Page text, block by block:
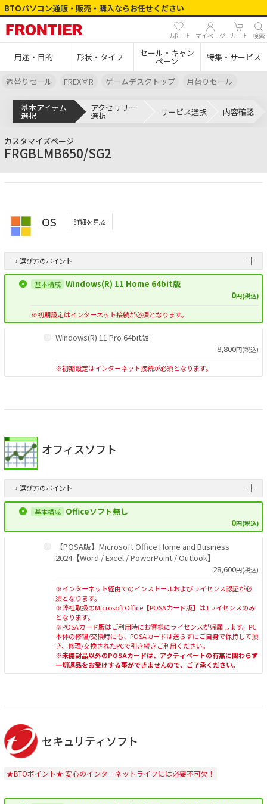
BTOパソコン通販・販売・購入ならお任せください
サポート マイページ カート 検索
用途・目的 形状・タイプ セール・キャン
ペーン 特集・サービス
週替りセール FREX∀R ゲームデスクトップ 月替りセール
基本アイテム
選択
アクセサリー
選択 サービス選択 内容確認
カスタマイズページ
FRGBLMB650/SG2
OS 詳細を見る
→ 選び方のポイント
Windows(R) 11 Home 64bit版
0円(税込)
※初期設定はインターネット接続が必須となります。
Windows(R) 11 Pro 64bit版
8,800円(税込)
※初期設定はインターネット接続が必須となります。
オフィスソフト
→ 選び方のポイント
Officeソフト無し
0円(税込)
【POSA版】Microsoft Office Home and Business
2024【Word / Excel / PowerPoint / Outlook】
28,600円(税込)
※インターネット経由でのインストールおよびライセンス認証が必
須となります。
※弊社取扱のMicrosoft Office【POSAカード版】は1ライセンスのみ
となります。
※POSAカード版はご利用時にお客様にライセンスが帰属します。PC
本体の修理/交換時にも、POSAカードは送らずにご自身で保持して頂
き、修理/交換されたPCで引き続きご利用ください。
※未開封品以外のPOSAカードは、アクティベートの有無に関わらず
一切返品をお受けする事ができませんので、ご了承ください。
セキュリティソフト
★BTOポイント★ 安心のインターネットライフには必要不可欠！